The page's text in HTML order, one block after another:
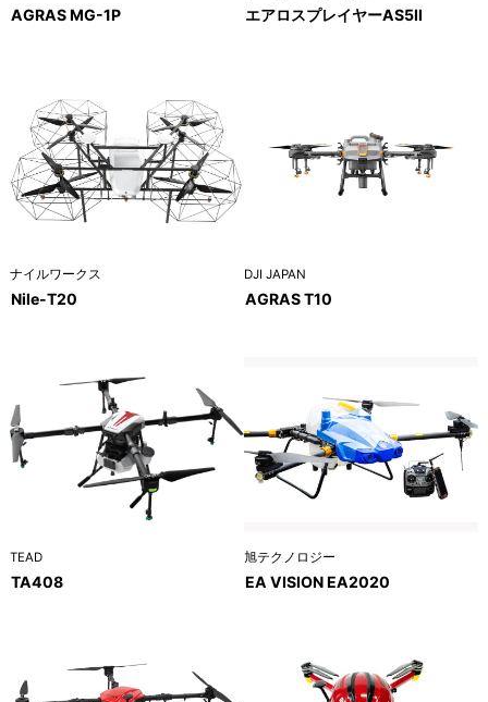
AGRAS MG-1P エアロスプレイヤーAS5Ⅱ
ナイルワークス
Nile-T20
DJI JAPAN
AGRAS T10
TEAD
TA408
旭テクノロジー
EA VISION EA2020